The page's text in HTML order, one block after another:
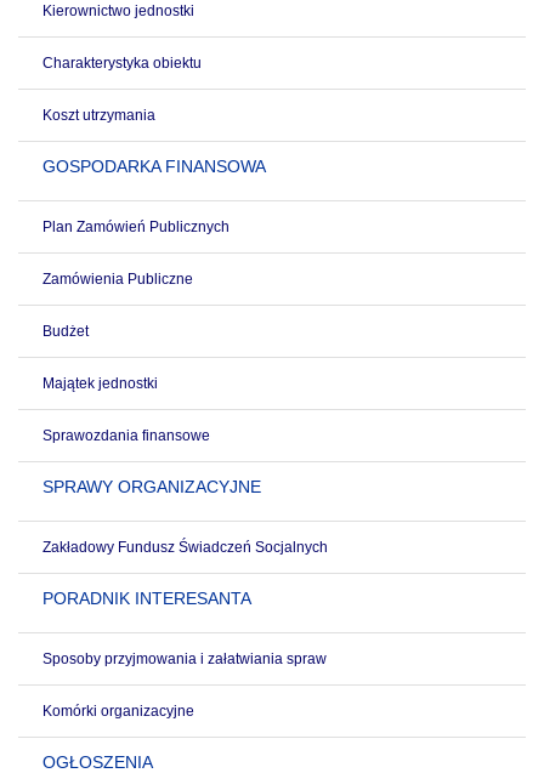
Kierownictwo jednostki
Charakterystyka obiektu
Koszt utrzymania
GOSPODARKA FINANSOWA
Plan Zamówień Publicznych
Zamówienia Publiczne
Budżet
Majątek jednostki
Sprawozdania finansowe
SPRAWY ORGANIZACYJNE
Zakładowy Fundusz Świadczeń Socjalnych
PORADNIK INTERESANTA
Sposoby przyjmowania i załatwiania spraw
Komórki organizacyjne
OGŁOSZENIA